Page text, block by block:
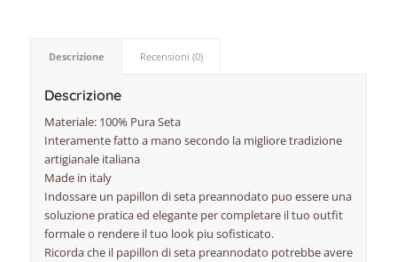
Descrizione Recensioni (0)
Descrizione
Materiale: 100% Pura Seta
Interamente fatto a mano secondo la migliore tradizione
artigianale italiana
Made in italy
Indossare un papillon di seta preannodato puo essere una
soluzione pratica ed elegante per completare il tuo outfit
formale o rendere il tuo look piu sofisticato.
Ricorda che il papillon di seta preannodato potrebbe avere